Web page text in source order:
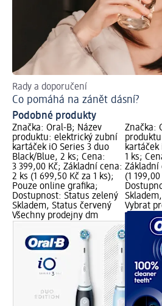
Rady a doporučení
Co pomáhá na zánět dásní?
Podobné produkty
Značka: Oral-B; Název
produktu: elektrický zubní
kartáček iO Series 3 duo
Black/Blue, 2 ks; Cena:
3 399,00 Kč; Základní cena:
2 ks (1 699,50 Kč za 1 ks);
Pouze online grafika;
Dostupnost: Status zelený
Skladem, Status červený
Všechny prodejny dm
Značka:
kartáček
1 ks;
Základní
(1
Vybrat